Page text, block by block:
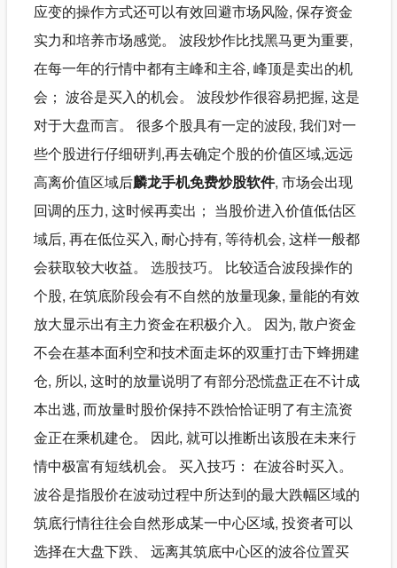
应变的操作方式还可以有效回避市场风险, 保存资金
实力和培养市场感觉。 波段炒作比找黑马更为重要,
在每一年的行情中都有主峰和主谷, 峰顶是卖出的机
会； 波谷是买入的机会。 波段炒作很容易把握, 这是
对于大盘而言。 很多个股具有一定的波段, 我们对一
些个股进行仔细研判,再去确定个股的价值区域,远远
高离价值区域后麟龙手机免费炒股软件, 市场会出现
回调的压力, 这时候再卖出； 当股价进入价值低估区
域后, 再在低位买入, 耐心持有, 等待机会, 这样一般都
会获取较大收益。 选股技巧。 比较适合波段操作的
个股, 在筑底阶段会有不自然的放量现象, 量能的有效
放大显示出有主力资金在积极介入。 因为, 散户资金
不会在基本面利空和技术面走坏的双重打击下蜂拥建
仓, 所以, 这时的放量说明了有部分恐慌盘正在不计成
本出逃, 而放量时股价保持不跌恰恰证明了有主流资
金正在乘机建仓。 因此, 就可以推断出该股在未来行
情中极富有短线机会。 买入技巧： 在波谷时买入。
波谷是指股价在波动过程中所达到的最大跌幅区域的
筑底行情往往会自然形成某一中心区域, 投资者可以
选择在大盘下跌、 远离其筑底中心区的波谷位置买